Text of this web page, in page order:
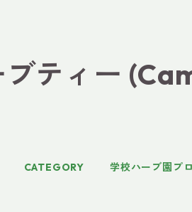
ブティー
CATEGORY 学校ハーブ園プ